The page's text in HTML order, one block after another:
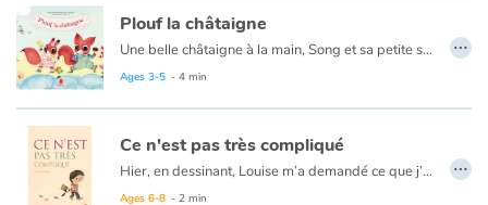
Help
Family
Plouf la châtaigne
Une belle châtaigne à la main, Song et sa petite sœur Shu s’en vont l’offrir à grand-père qui vit au moulin. Mais l'aigle joue les trouble-fête et plouf ! La châtaigne tombe dans le ruisseau…
Ages 3-5 - 4 min
…
Ce n'est pas très compliqué
Hier, en dessinant, Louise m’a demandé ce que j’avais dans la tête. Je n’ai pas su quoi répondre. Alors, j’ai voulu voir. Ce n’est pas très compliqué…
Ages 6-8 - 2 min
…